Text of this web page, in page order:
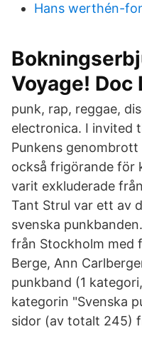
Hans werthén-
Voyage! Doc
punk, rap, reggae,
electronica. I invited
Punkens
också frigörande för
varit exkluderade
Tant Strul var ett av
svenska
från Stockholm med
Berge, Ann
punkband‎ (1
kategorin "Svenska
sidor (av totalt 245)